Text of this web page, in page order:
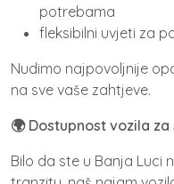
potrebama
fleksibilni uvjeti za
Nudimo najpovoljnije
na sve vaše zahtjeve.
🌍 Dostupnost vozila
Bilo da ste u Banja Luci